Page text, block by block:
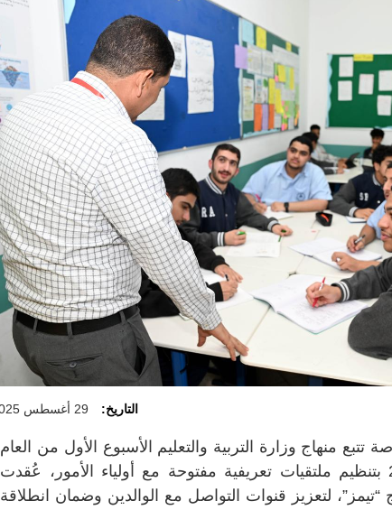
التاريخ: 29 أغسطس 2025
منهاج وزارة التربية والتعليم الأسبوع الأول من العام
الدراسي الجديد 2025-2026 بتنظيم ملتقيات تعريفية مفتوحة مع أولياء الأمور، عُقدت
“تيمز”، لتعزيز قنوات التواصل مع الوالدين وضمان انطلاقة